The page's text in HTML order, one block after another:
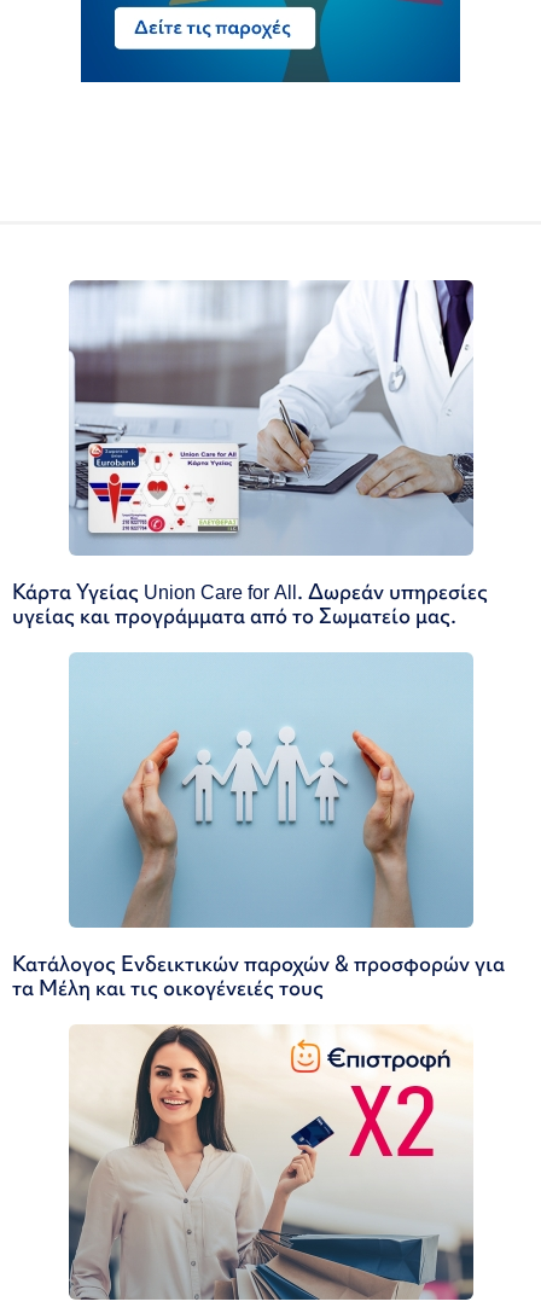
Κάρτα Υγείας Union Care for All. Δωρεάν υπηρεσίες
υγείας και προγράμματα από το Σωματείο μας.
Κατάλογος Ενδεικτικών παροχών & προσφορών για
τα Μέλη και τις οικογένειές τους